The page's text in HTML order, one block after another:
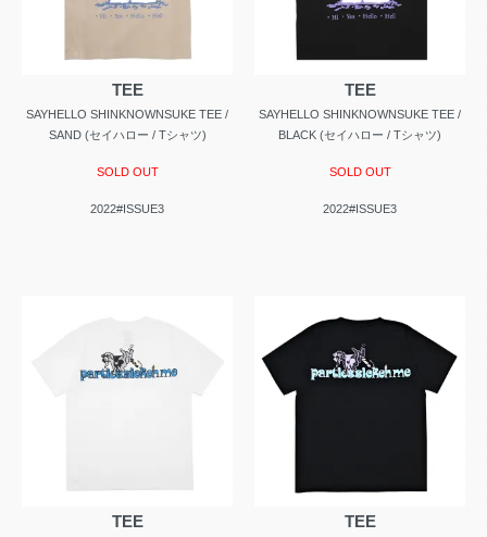
TEE
SAYHELLO SHINKNOWNSUKE TEE /
SAND (セイハロー / Tシャツ)
SOLD OUT
2022#ISSUE3
TEE
SAYHELLO SHINKNOWNSUKE TEE /
BLACK (セイハロー / Tシャツ)
SOLD OUT
2022#ISSUE3
TEE TEE